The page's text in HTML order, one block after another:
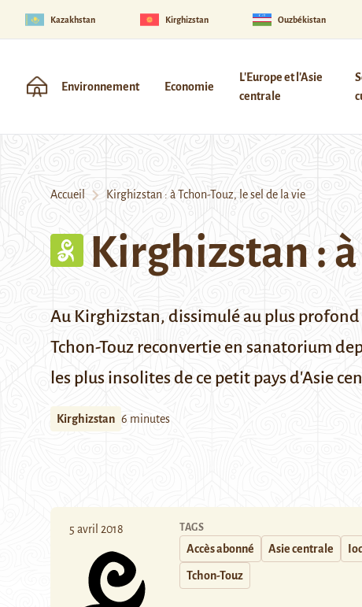
Kazakhstan Kirghizstan Ouzbékistan
Environnement Economie
L'Europe et l'Asie
centrale
Accueil Kirghizstan : à Tchon-Touz, le sel de la vie
Kirghizstan : à
Au Kirghizstan, dissimulé au plus
Tchon-Touz reconvertie en sanatorium
les plus insolites de ce petit pays d'Asie
Kirghizstan 6 minutes
5 avril 2018 TAGS
Accès abonné Asie centrale
Tchon-Touz